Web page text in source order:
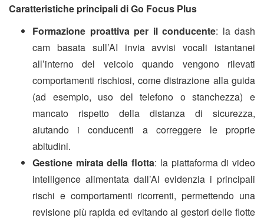
Caratteristiche principali di Go Focus Plus
Formazione proattiva per il conducente: la dash
cam basata sull’AI invia avvisi vocali istantanei
all’interno del veicolo quando vengono rilevati
comportamenti rischiosi, come distrazione alla guida
(ad esempio, uso del telefono o stanchezza) e
mancato rispetto della distanza di sicurezza,
aiutando i conducenti a correggere le proprie
abitudini.
Gestione mirata della flotta: la piattaforma di video
intelligence alimentata dall’AI evidenzia i principali
rischi e comportamenti ricorrenti, permettendo una
revisione più rapida ed evitando ai gestori delle flotte